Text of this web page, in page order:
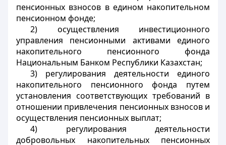
пенсионных взносов в едином накопительном
пенсионном фонде;
2) осуществления инвестиционного
управления пенсионными активами единого
накопительного пенсионного фонда
Национальным Банком Республики Казахстан;
3) регулирования деятельности единого
накопительного пенсионного фонда путем
установления соответствующих требований в
отношении привлечения пенсионных взносов и
осуществления пенсионных выплат;
4) регулирования деятельности
добровольных накопительных пенсионных